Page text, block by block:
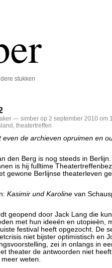
stukken
— simber op 2 september 2010 om
, theatertreffen
even de archieven opruimen en
den Berg is nog steeds in
is hij fulltime
gewone Berlijnse theaterleven
Kasimir und Karoline van
geopend door Jack Lang die
met hun ideeën en utopieën,
festival heeft opgezocht. De
niet bijster optimistisch en
zei in onlangs in
theater de antwoorden niet
weten.